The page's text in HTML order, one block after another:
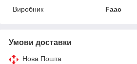
Виробник
Faac
Умови доставки
Нова Пошта